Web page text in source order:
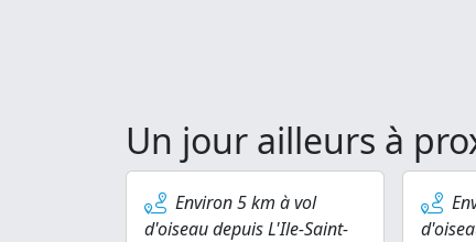
Un jour ailleurs à
Environ 5 km à vol
d'oiseau depuis L'Ile-Saint-